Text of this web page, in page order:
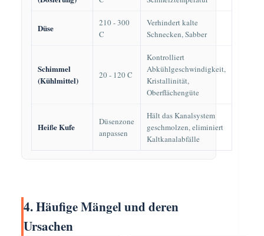
Düse
210 - 300
C
Verhindert kalte
Schnecken, Sabber
Schimmel
(Kühlmittel)
20 - 120 C
Kontrolliert
Abkühlgeschwindigkeit,
Kristallinität,
Oberflächengüte
Heiße Kufe
Düsenzone
anpassen
Hält das Kanalsystem
geschmolzen, eliminiert
Kaltkanalabfälle
4. Häufige Mängel und deren
Ursachen